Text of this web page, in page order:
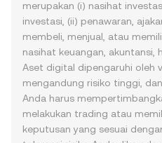
merupakan (i) nasihat
investasi, (ii) penawaran,
membeli, menjual, atau
nasihat keuangan, akuntansi,
Aset digital dipengaruhi oleh
mengandung risiko tinggi,
Anda harus
melakukan trading atau
keputusan yang sesuai